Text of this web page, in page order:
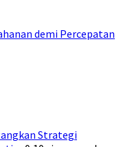
demi Percepatan
Strategi